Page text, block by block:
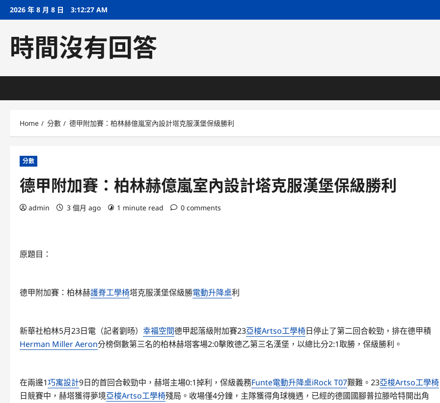
Skip2026 年 8 月 8 日 3:12:27 AM
時間沒有回答
Home 分數 德甲附加賽：柏林赫億嵐室內設計塔克服漢堡保級勝利
分數
德甲附加賽：柏林赫億嵐室內設計塔克服漢堡保級勝利
admin 3 個月 ago 1 minute read 0 comments
原題目：
德甲附加賽：柏林赫護脊工學椅塔克服漢堡保級勝電動升降桌利
新華社柏林5月23日電（記者劉旸） 幸福空間德甲起落級附加賽23亞梭Artso工學椅日停止了第二回合較勁，排在德甲積
Herman Miller Aeron分榜倒數第三名的柏林赫塔客場2:0擊敗德乙第三名漢堡，以總比分2:1取勝，保級勝利。
在兩邊1巧寓設計9日的首回合較勁中，赫塔主場0:1掉利，保級義務Funte電動升降桌iRock T07艱難。23亞梭Artso工學椅
日競賽中，赫塔獲得夢境亞梭Artso工學椅殘局。收場僅4分鐘，主隊獲得角球機遇，已經的德國國腳普拉滕哈特開出角